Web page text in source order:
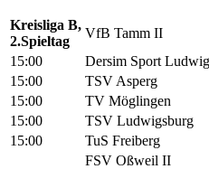
Kreisliga B,
2.Spieltag
VfB Tamm II
15:00
Dersim Sport
15:00
TSV Asperg
15:00
TV Möglingen
15:00
TSV Ludwigsburg
15:00
TuS Freiberg
FSV Oßweil II